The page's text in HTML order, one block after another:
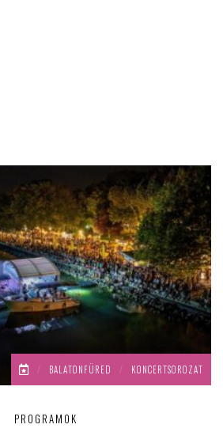
/ BALATONFÜRED / KONCERTSOROZAT
PROGRAMOK